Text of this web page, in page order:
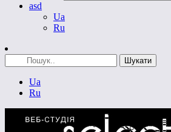
asd
Ua
Ru
Ua
Ru